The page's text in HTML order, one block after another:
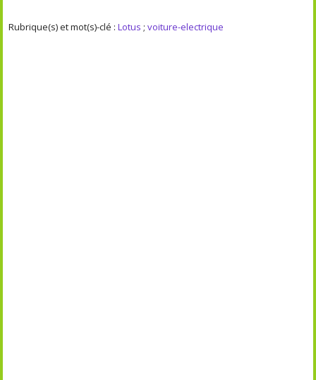
Rubrique(s) et mot(s)-clé :Lotus ;voiture-electrique